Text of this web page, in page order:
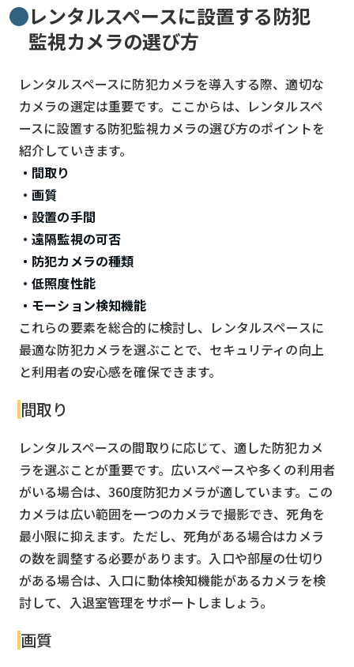
レンタルスペースに設置する防犯
監視カメラの選び方
レンタルスペースに防犯カメラを導入する際、適切な
カメラの選定は重要です。ここからは、レンタルスペ
ースに設置する防犯監視カメラの選び方のポイントを
紹介していきます。
・間取り
・画質
・設置の手間
・遠隔監視の可否
・防犯カメラの種類
・低照度性能
・モーション検知機能
これらの要素を総合的に検討し、レンタルスペースに
最適な防犯カメラを選ぶことで、セキュリティの向上
と利用者の安心感を確保できます。
間取り
レンタルスペースの間取りに応じて、適した防犯カメ
ラを選ぶことが重要です。広いスペースや多くの利用者
がいる場合は、360度防犯カメラが適しています。この
カメラは広い範囲を一つのカメラで撮影でき、死角を
最小限に抑えます。ただし、死角がある場合はカメラ
の数を調整する必要があります。入口や部屋の仕切り
がある場合は、入口に動体検知機能があるカメラを検
討して、入退室管理をサポートしましょう。
画質